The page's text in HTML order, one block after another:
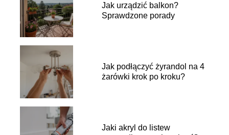
Jak urządzić balkon?
Sprawdzone porady
Jak podłączyć żyrandol na 4
żarówki krok po kroku?
Jaki akryl do listew